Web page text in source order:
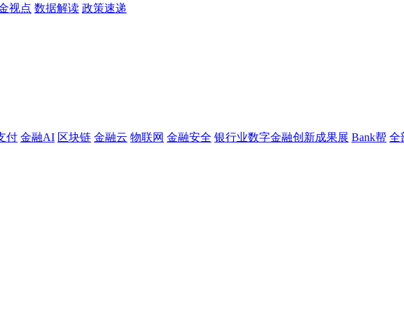
视点 数据解读 政策速递
付 金融AI 区块链 金融云 物联网 金融安全 银行业数字金融创新成果展 Bank帮 全